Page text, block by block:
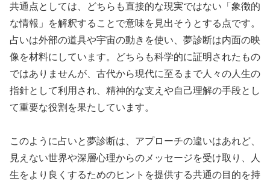
共通点としては、どちらも直接的な現実ではない「象徴的
な情報」を解釈することで意味を見出そうとする点です。
占いは外部の道具や宇宙の動きを使い、夢診断は内面の映
像を材料にしています。どちらも科学的に証明されたもの
ではありませんが、古代から現代に至るまで人々の人生の
指針として利用され、精神的な支えや自己理解の手段とし
て重要な役割を果たしています。
このように占いと夢診断は、アプローチの違いはあれど、
見えない世界や深層心理からのメッセージを受け取り、人
生をより良くするためのヒントを提供する共通の目的を持